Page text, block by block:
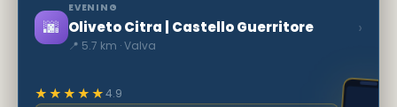
🌆
EVENING
Oliveto Citra | Castello Guerritore
📍 5.7 km · Valva
›
★★★★★4.9